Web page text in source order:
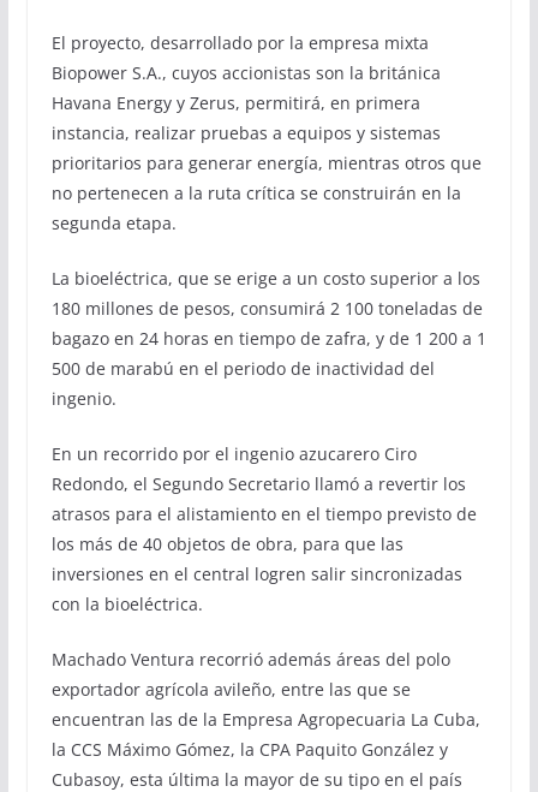
El proyecto, desarrollado por la empresa mixta
Biopower S.A., cuyos accionistas son la británica
Havana Energy y Zerus, permitirá, en primera
instancia, realizar pruebas a equipos y sistemas
prioritarios para generar energía, mientras otros que
no pertenecen a la ruta crítica se construirán en la
segunda etapa.
La bioeléctrica, que se erige a un costo superior a los
180 millones de pesos, consumirá 2 100 toneladas de
bagazo en 24 horas en tiempo de zafra, y de 1 200 a 1
500 de marabú en el periodo de inactividad del
ingenio.
En un recorrido por el ingenio azucarero Ciro
Redondo, el Segundo Secretario llamó a revertir los
atrasos para el alistamiento en el tiempo previsto de
los más de 40 objetos de obra, para que las
inversiones en el central logren salir sincronizadas
con la bioeléctrica.
Machado Ventura recorrió además áreas del polo
exportador agrícola avileño, entre las que se
encuentran las de la Empresa Agropecuaria La Cuba,
la CCS Máximo Gómez, la CPA Paquito González y
Cubasoy, esta última la mayor de su tipo en el país